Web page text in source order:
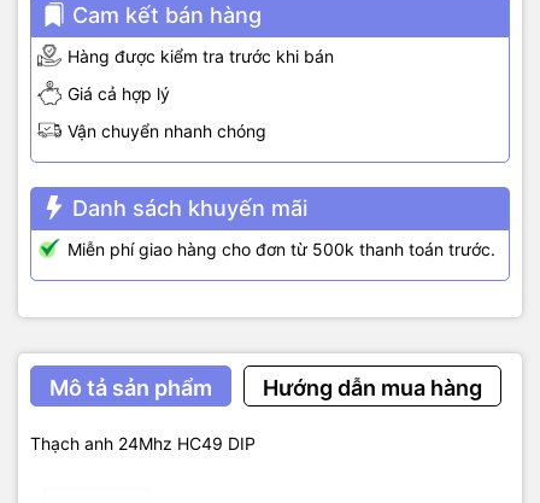
Cam kết bán hàng
Hàng được kiểm tra trước khi bán
Giá cả hợp lý
Vận chuyển nhanh chóng
Danh sách khuyến mãi
Miễn phí giao hàng cho đơn từ 500k thanh toán trước.
Mô tả sản phẩm Hướng dẫn mua hàng
Thạch anh 24Mhz HC49 DIP